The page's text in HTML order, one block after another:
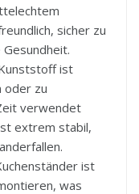
sicher zu
ist
oder zu
verwendet
extrem stabil,
ist
was